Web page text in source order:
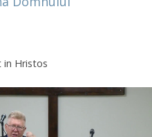
in Hristos